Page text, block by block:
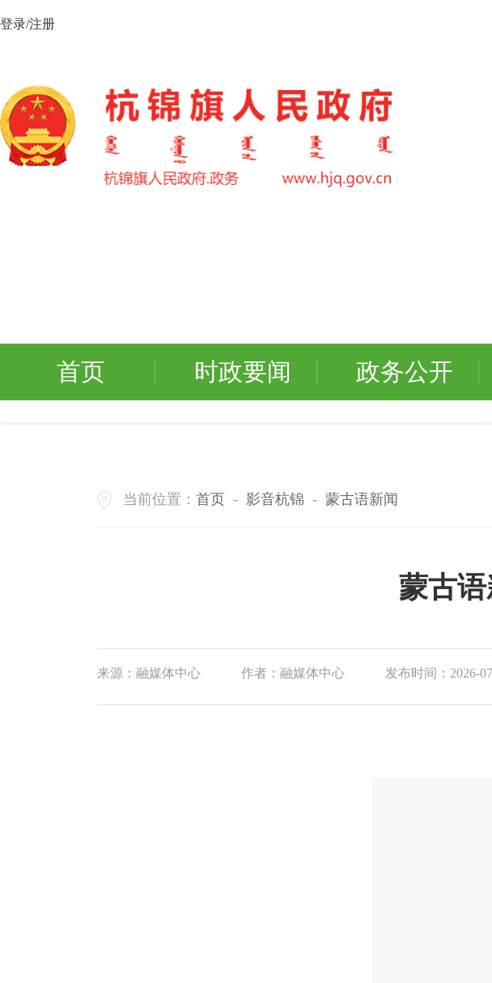
登录/注册
首页 时政要闻 政务公开
当前位置： 首页 - 影音杭锦 - 蒙古语新闻
蒙古语
来源： 融媒体中心 作者： 融媒体中心 发布时间： 2026-